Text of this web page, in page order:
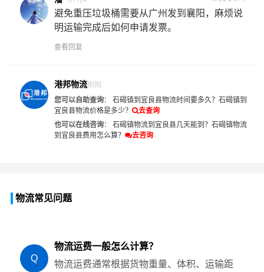
避免重压垃圾桶需要从广州发到襄阳，麻烦说
明运输完成后如何申请发票。
查看回复
港邦物流刚刚
您可以自助查询： 石碣镇到宜良县物流时间要多久？ 石碣镇到
宜良县物流价格是多少？
去查询
也可以在线咨询： 石碣镇物流到宜良县几天能到？ 石碣镇物流
到宜良县费用怎么算？
去咨询
物流常见问题
Q
物流运费一般怎么计算？
物流运费通常根据货物重量、体积、运输距